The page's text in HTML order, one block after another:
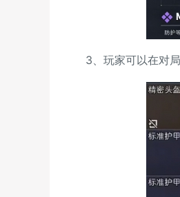
3、玩家可以在对局